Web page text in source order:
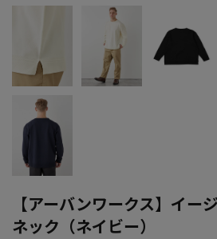
【アーバンワークス】イー
ネック（ネイビー）